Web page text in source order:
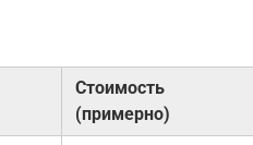
Стоимость
(примерно)